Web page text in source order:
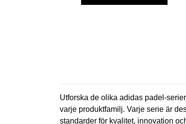
Utforska de olika adidas padel-
varje produktfamilj. Varje serie är
standarder för kvalitet, innovation